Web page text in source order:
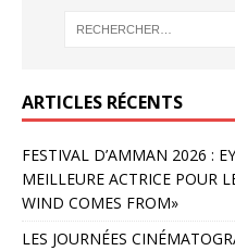
ARTICLES RÉCENTS
FESTIVAL D’AMMAN 2026 :
MEILLEURE ACTRICE POUR
WIND COMES FROM»
LES JOURNÉES